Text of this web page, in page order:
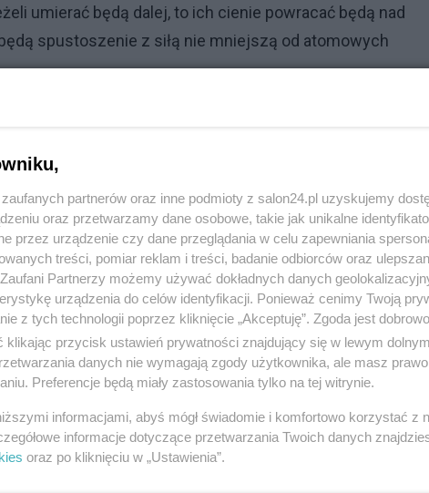
umierać będą dalej, to ich cienie powracać będą nad
spustoszenie z siłą nie mniejszą od atomowych
Skomentuj Obserwuj notkę
Polityka
Karaoke, basen z kulkami i tańce hulańce. Tak resort
"przepalał" publiczną kasę
Redakcja
partnerów oraz inne podmioty z salon24.pl uzyskujemy
oraz przetwarzamy dane osobowe, takie jak unikalne
przez urządzenie czy dane przeglądania w celu zapewniania
treści, pomiar reklam i treści, badanie odbiorców oraz
Partnerzy możemy używać dokładnych danych
urządzenia do celów identyfikacji. Ponieważ cenimy Twoją
z tych technologii poprzez kliknięcie „Akceptuję”. Zgoda jest
klikając przycisk ustawień prywatności znajdujący się w lewym
danych nie wymagają zgody użytkownika, ale masz
Preferencje będą miały zastosowania tylko na tej witrynie.
informacjami, abyś mógł świadomie i komfortowo korzystać z
informacje dotyczące przetwarzania Twoich danych
oraz po kliknięciu w „Ustawienia”.